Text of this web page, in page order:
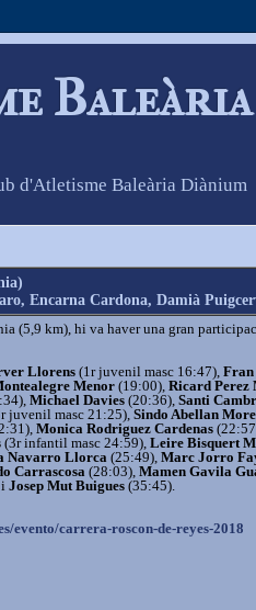
d'Atletisme Baleària Diànium
Encarna Cardona, Damià
(5,9 km), hi va haver una gran
Llorens(1r juvenil masc 16:47), Fran
Menor (19:00), Ricard Perez
Michael Davies (20:36), Santi
juvenil masc 21:25),Sindo Abellan
Monica Rodriguez Cardenas
(3r infantil masc 24:59), Leire Bisquert
Navarro Llorca (25:49), Marc Jorro
Carrascosa (28:03), Mamen Gavila
Josep Mut Buigues (35:45).
evento/carrera-roscon-de-reyes-2018